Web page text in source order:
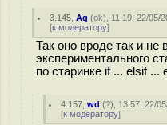
3.145 ,Ag (ok), 11:19, 22/05/
[к модератору]
Так оно вроде так и не
экспериментального
по старинке if ... elsif ...
4.157 ,wd (?), 13:57, 22/
[к модератору]